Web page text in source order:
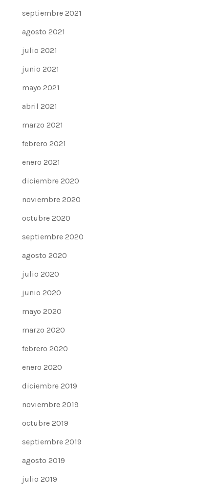
septiembre 2021
agosto 2021
julio 2021
junio 2021
mayo 2021
abril 2021
marzo 2021
febrero 2021
enero 2021
diciembre 2020
noviembre 2020
octubre 2020
septiembre 2020
agosto 2020
julio 2020
junio 2020
mayo 2020
marzo 2020
febrero 2020
enero 2020
diciembre 2019
noviembre 2019
octubre 2019
septiembre 2019
agosto 2019
julio 2019